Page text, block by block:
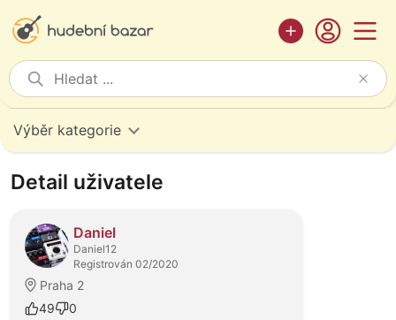
Výběr kategorie
Detail uživatele
Daniel
Daniel12
Registrován 02/2020
Praha 2
49
0